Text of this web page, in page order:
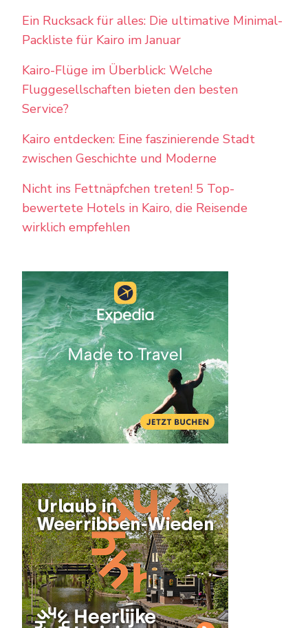
Ein Rucksack für alles: Die ultimative Minimal-
Packliste für Kairo im Januar
Kairo-Flüge im Überblick: Welche
Fluggesellschaften bieten den besten
Service?
Kairo entdecken: Eine faszinierende Stadt
zwischen Geschichte und Moderne
Nicht ins Fettnäpfchen treten! 5 Top-
bewertete Hotels in Kairo, die Reisende
wirklich empfehlen